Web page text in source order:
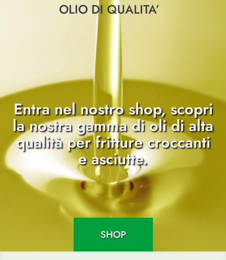
OLIO DI QUALITA’
Entra nel nostro shop, scopri
la nostra gamma di oli di alta
qualità per fritture croccanti
e asciutte.
SHOP